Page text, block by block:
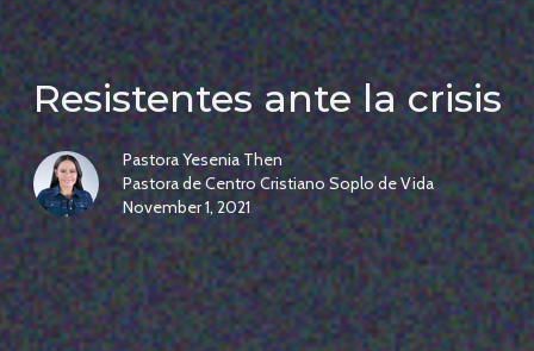
Resistentes ante la crisis
Pastora Yesenia Then
Pastora de Centro Cristiano Soplo de Vida
November 1, 2021